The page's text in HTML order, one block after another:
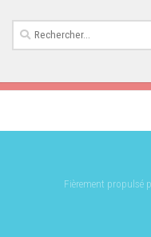
Rechercher :
Fièrement propulsé